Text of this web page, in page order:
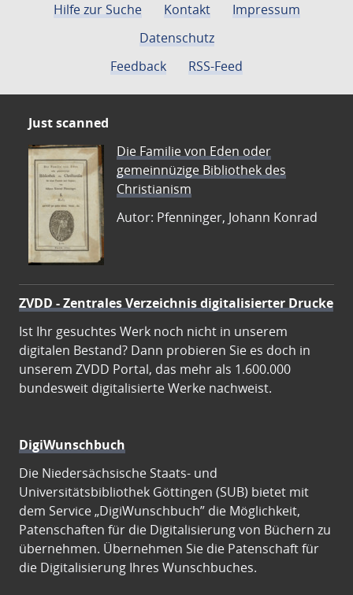
Hilfe zur Suche Kontakt
Impressum
Datenschutz
Feedback
RSS-Feed
Just scanned
Die Familie von Eden oder
gemeinnüzige Bibliothek des
Christianism
Autor: Pfenninger, Johann Konrad
ZVDD - Zentrales Verzeichnis digitalisierter Drucke
Ist Ihr gesuchtes Werk noch nicht in unserem
digitalen Bestand? Dann probieren Sie es doch in
unserem ZVDD Portal, das mehr als 1.600.000
bundesweit digitalisierte Werke nachweist.
DigiWunschbuch
Die Niedersächsische Staats- und
Universitätsbibliothek Göttingen (SUB) bietet mit
dem Service „DigiWunschbuch” die Möglichkeit,
Patenschaften für die Digitalisierung von Büchern zu
übernehmen. Übernehmen Sie die Patenschaft für
die Digitalisierung Ihres Wunschbuches.